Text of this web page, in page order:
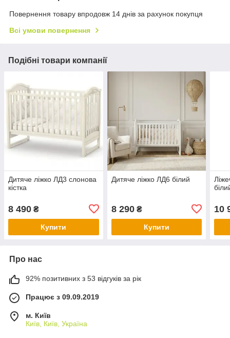
Повернення товару впродовж 14 днів за рахунок покупця
Всі умови повернення
Подібні товари компанії
Дитяче ліжко ЛД3 слонова
кістка
8 490 ₴
Купити
Дитяче ліжко ЛД6 білий
8 290₴
Купити
10
Про нас
92% позитивних з 53 відгуків за рік
Працює з 09.09.2019
м. Київ
Київ, Київ, Україна